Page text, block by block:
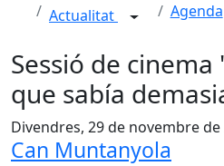
Actualitat Agenda
Sessió de
que sabía
Divendres, 29 de novembre de
Can Muntanyola